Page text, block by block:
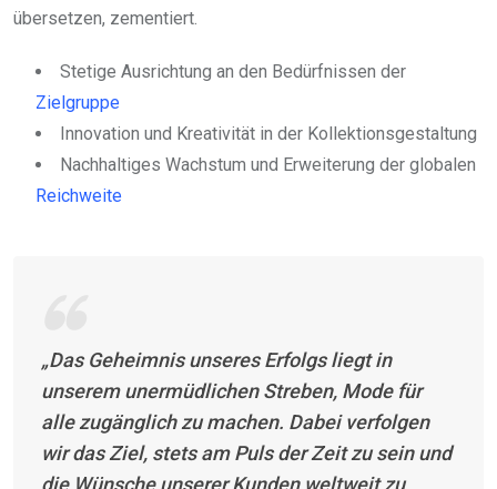
übersetzen, zementiert.
Stetige Ausrichtung an den Bedürfnissen der
Zielgruppe
Innovation und Kreativität in der Kollektionsgestaltung
Nachhaltiges Wachstum und Erweiterung der globalen
Reichweite
„Das Geheimnis unseres Erfolgs liegt in
unserem unermüdlichen Streben, Mode für
alle zugänglich zu machen. Dabei verfolgen
wir das Ziel, stets am Puls der Zeit zu sein und
die Wünsche unserer Kunden weltweit zu